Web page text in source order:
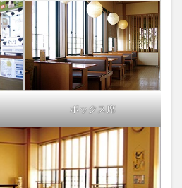
ボックス席